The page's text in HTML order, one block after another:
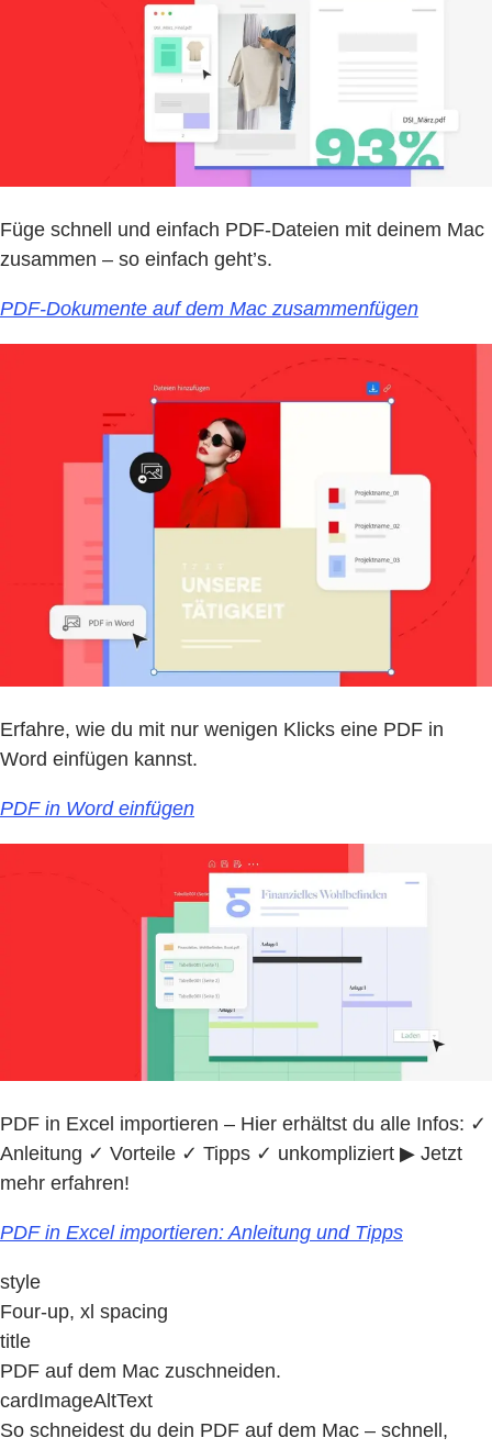
Füge schnell und einfach PDF-Dateien mit deinem Mac
zusammen – so einfach geht’s.
PDF-Dokumente auf dem Mac zusammenfügen
Erfahre, wie du mit nur wenigen Klicks eine PDF in
Word einfügen kannst.
PDF in Word einfügen
PDF in Excel importieren ‒ Hier erhältst du alle Infos: ✓
Anleitung ✓ Vorteile ✓ Tipps ✓ unkompliziert ▶ Jetzt
mehr erfahren!
PDF in Excel importieren: Anleitung und Tipps
style
Four-up, xl spacing
title
PDF auf dem Mac zuschneiden.
cardImageAltText
So schneidest du dein PDF auf dem Mac – schnell,